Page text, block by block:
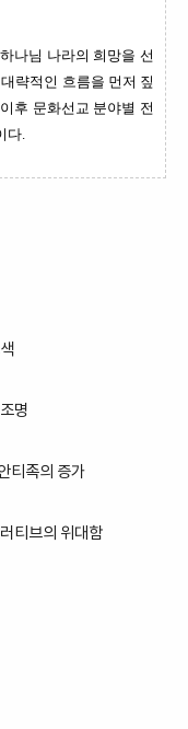
나님 나라의 희망을 선
략적인 흐름을 먼저 짚
이후 문화선교 분야별 전
다.
명
티족의 증가
티브의 위대함